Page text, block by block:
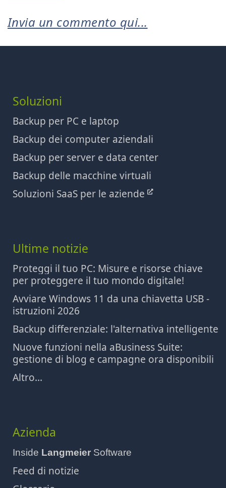
Invia un commento qui...
Soluzioni
Backup per PC e laptop
Backup dei computer aziendali
Backup per server e data center
Backup delle macchine virtuali
Soluzioni SaaS per le aziende
Ultime notizie
Proteggi il tuo PC: Misure e risorse chiave
per proteggere il tuo mondo digitale!
Avviare Windows 11 da una chiavetta USB -
istruzioni 2026
Backup differenziale: l'alternativa intelligente
Nuove funzioni nella aBusiness Suite:
gestione di blog e campagne ora disponibili
Altro...
Azienda
Inside Langmeier Software
Feed di notizie